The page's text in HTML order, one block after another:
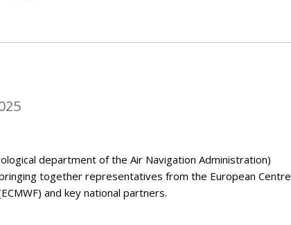
department of the Air Navigation Administration)
together representatives from the European Centre
and key national partners.